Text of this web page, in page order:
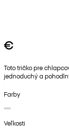
€
Toto tričko pre
jednoduchý a
Farby
Veľkosti